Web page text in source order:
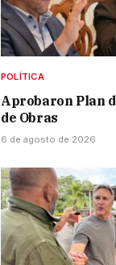
POLÍTICA
Aprobaron Plan
de Obras
6 de agosto de 2026